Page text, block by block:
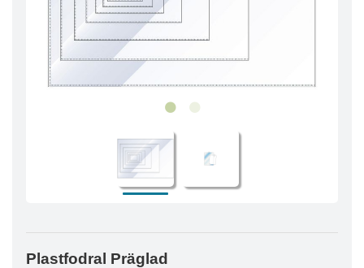
Plastfodral Präglad